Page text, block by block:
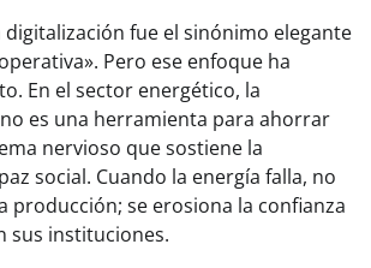
fue el sinónimo elegante
Pero ese enfoque ha
En el sector energético, la
es una herramienta para ahorrar
nervioso que sostiene la
social. Cuando la energía falla, no
producción; se erosiona la confianza
sus instituciones.